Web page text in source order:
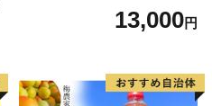
13,000円